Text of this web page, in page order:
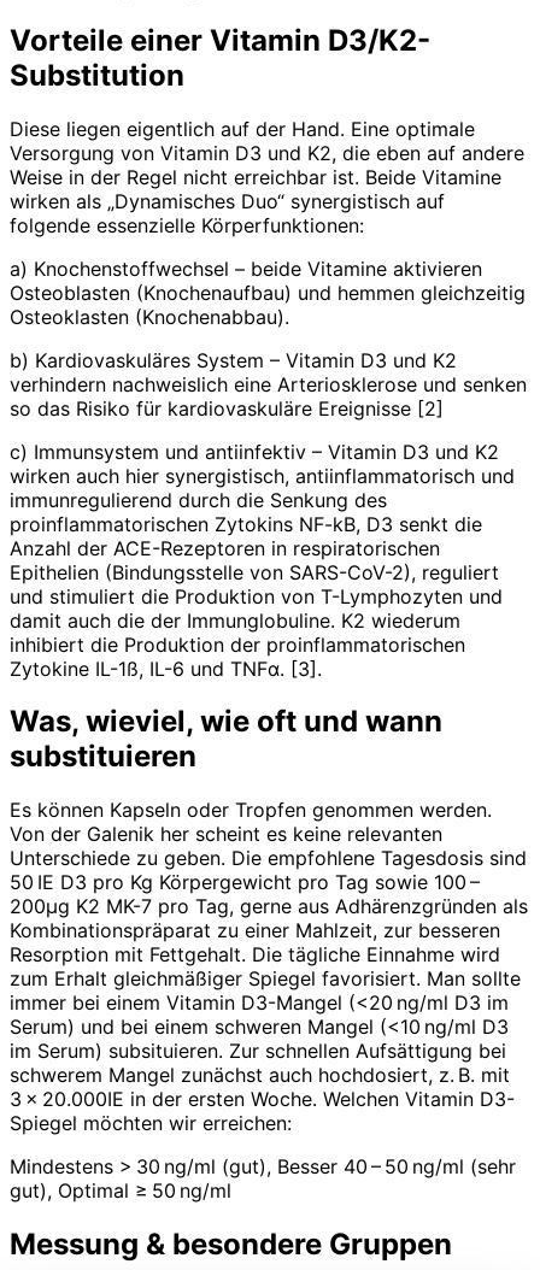
Vorteile einer Vitamin D3/K2-
Substitution
Diese liegen eigentlich auf der Hand. Eine optimale
Versorgung von Vitamin D3 und K2, die eben auf andere
Weise in der Regel nicht erreichbar ist. Beide Vitamine
wirken als „Dynamisches Duo“ synergistisch auf
folgende essenzielle Körperfunktionen:
a) Knochenstoffwechsel – beide Vitamine aktivieren
Osteoblasten (Knochenaufbau) und hemmen gleichzeitig
Osteoklasten (Knochenabbau).
b) Kardiovaskuläres System – Vitamin D3 und K2
verhindern nachweislich eine Arteriosklerose und senken
so das Risiko für kardiovaskuläre Ereignisse [2]
c) Immunsystem und antiinfektiv – Vitamin D3 und K2
wirken auch hier synergistisch, antiinflammatorisch und
immunregulierend durch die Senkung des
proinflammatorischen Zytokins NF-kB, D3 senkt die
Anzahl der ACE-Rezeptoren in respiratorischen
Epithelien (Bindungsstelle von SARS-CoV-2), reguliert
und stimuliert die Produktion von T-Lymphozyten und
damit auch die der Immunglobuline. K2 wiederum
inhibiert die Produktion der proinflammatorischen
Zytokine IL-1ß, IL-6 und TNFα. [3].
Was, wieviel, wie oft und wann
substituieren
Es können Kapseln oder Tropfen genommen werden.
Von der Galenik her scheint es keine relevanten
Unterschiede zu geben. Die empfohlene Tagesdosis sind
50 IE D3 pro Kg Körpergewicht pro Tag sowie 100 –
200μg K2 MK-7 pro Tag, gerne aus Adhärenzgründen als
Kombinationspräparat zu einer Mahlzeit, zur besseren
Resorption mit Fettgehalt. Die tägliche Einnahme wird
zum Erhalt gleichmäßiger Spiegel favorisiert. Man sollte
immer bei einem Vitamin D3-Mangel (<20 ng/ml D3 im
Serum) und bei einem schweren Mangel (<10 ng/ml D3
im Serum) subsituieren. Zur schnellen Aufsättigung bei
schwerem Mangel zunächst auch hochdosiert, z. B. mit
3 x 20.000IE in der ersten Woche. Welchen Vitamin D3-
Spiegel möchten wir erreichen:
Mindestens > 30 ng/ml (gut), Besser 40 – 50 ng/ml (sehr
gut), Optimal ≥ 50 ng/ml
Messung & besondere Gruppen